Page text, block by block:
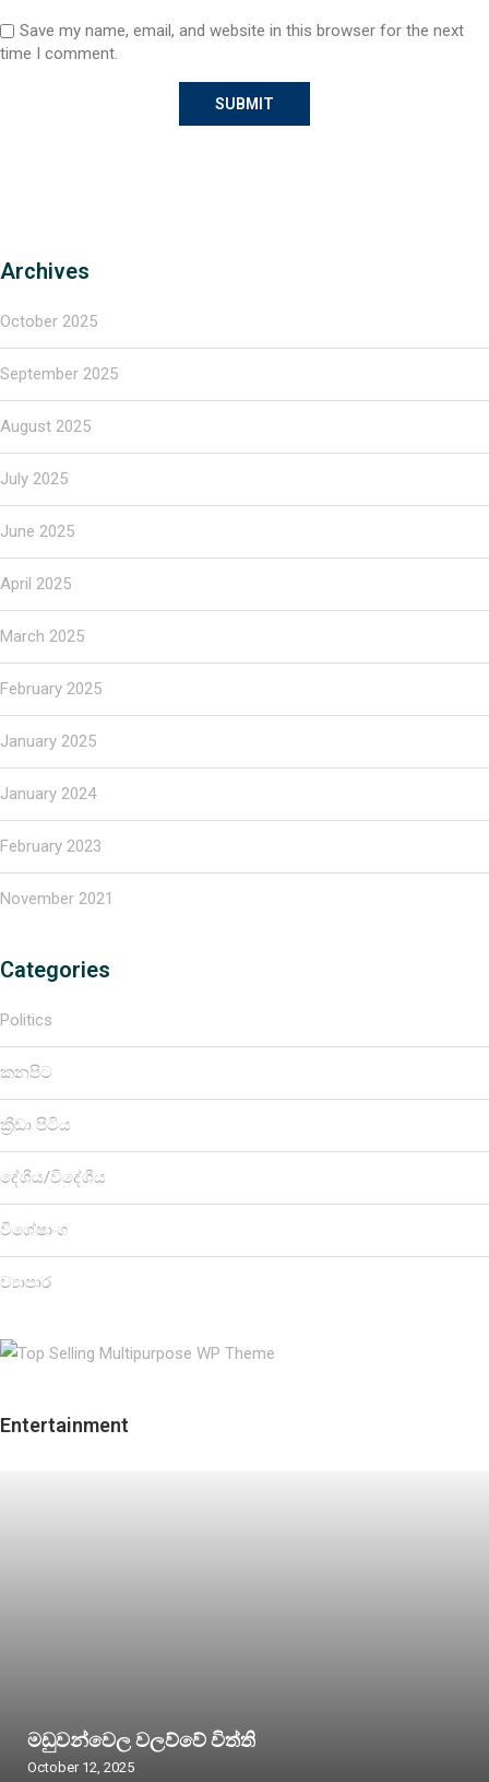
Save my name, email, and website in this browser for the next
time I comment.
Archives
October 2025
September 2025
August 2025
July 2025
June 2025
April 2025
March 2025
February 2025
January 2025
January 2024
February 2023
November 2021
Categories
Politics
කනපිට
ක්‍රීඩා පිටිය
දේශීය/විදේශීය
විශේෂාංග
ව්‍යාපාර
Entertainment
මඩුවන්වෙල වලව්වේ විත්ති
October 12, 2025